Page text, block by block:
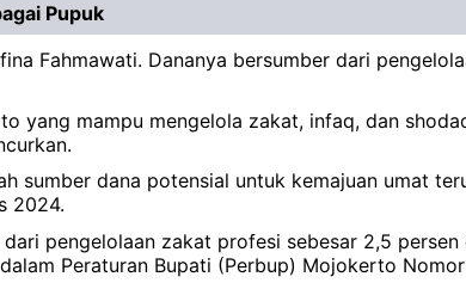
Pupuk
Fahmawati. Dananya bersumber dari
yang mampu mengelola zakat, infaq, dan
sumber dana potensial untuk kemajuan umat
2024.
pengelolaan zakat profesi sebesar 2,5
Peraturan Bupati (Perbup) Mojokerto